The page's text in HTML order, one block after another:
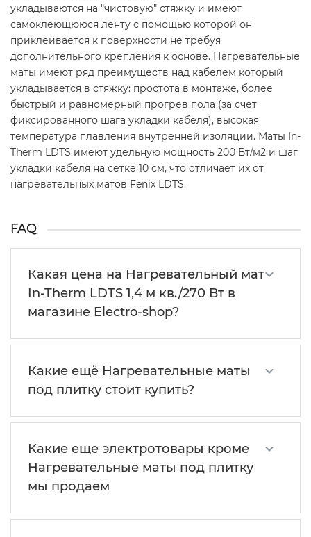
укладываются на "чистовую" стяжку и имеют
самоклеющююся ленту с помощью которой он
приклеивается к поверхности не требуя
дополнительного крепления к основе. Нагревательные
маты имеют ряд преимуществ над кабелем который
укладывается в стяжку: простота в монтаже, более
быстрый и равномерный прогрев пола (за счет
фиксированного шага укладки кабеля), высокая
температура плавления внутренней изоляции. Маты In-
Therm LDTS имеют удельную мощность 200 Вт/м2 и шаг
укладки кабеля на сетке 10 см, что отличает их от
нагревательных матов Fenix LDTS.
FAQ
Какая цена на Нагревательный мат
In-Therm LDTS 1,4 м кв./270 Вт в
магазине Electro-shop?
Какие ещё Нагревательные маты
под плитку стоит купить?
Какие еще электротовары кроме
Нагревательные маты под плитку
мы продаем